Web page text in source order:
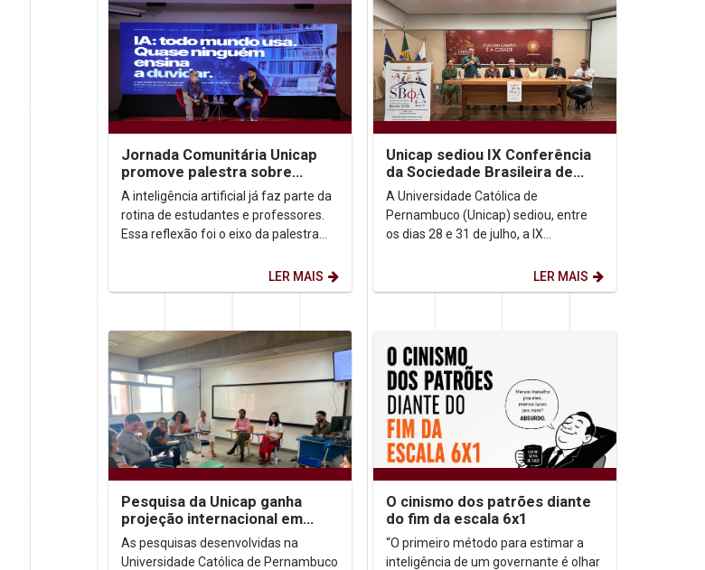
Jornada Comunitária Unicap
promove palestra sobre
aprendizagem com uso de IA
A inteligência artificial já faz parte da
rotina de estudantes e professores.
Essa reflexão foi o eixo da palestra
LER MAIS
Unicap sediou IX Conferência
da Sociedade Brasileira de
Filosofia Analítica
A Universidade Católica de
Pernambuco (Unicap) sediou, entre
os dias 28 e 31 de julho, a IX
LER MAIS
Pesquisa da Unicap ganha
projeção internacional em
congressos no Brasil e no
México
As pesquisas desenvolvidas na
Universidade Católica de Pernambuco
O cinismo dos patrões diante
do fim da escala 6x1
“O primeiro método para estimar a
inteligência de um governante é olhar